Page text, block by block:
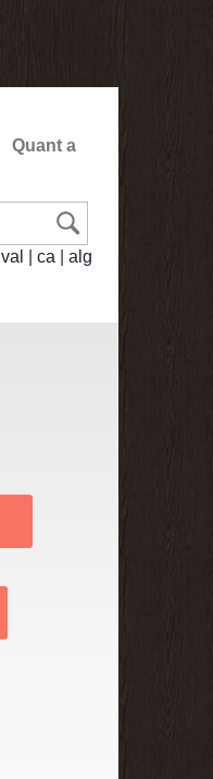
Quant a
val ca alg